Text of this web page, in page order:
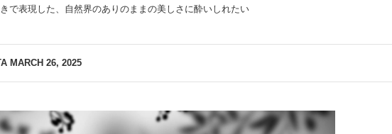
で表現した、自然界のありのままの美しさに酔いしれたい
MARCH 26, 2025